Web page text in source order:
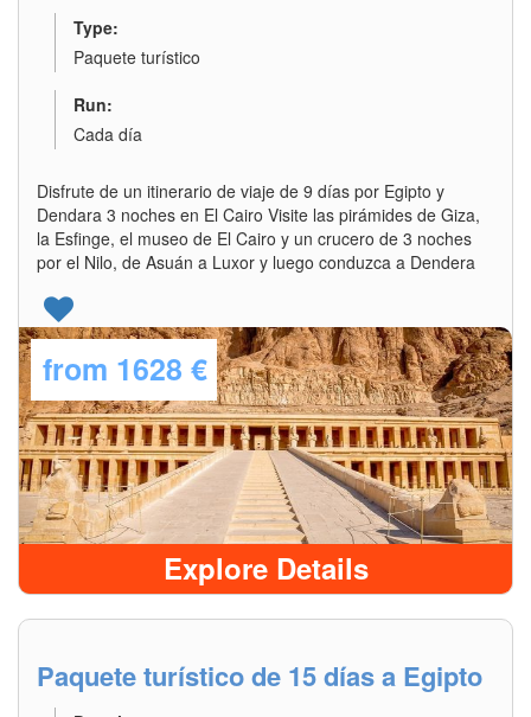
Type:
Paquete turístico
Run:
Cada día
Disfrute de un itinerario de viaje de 9 días por Egipto y
Dendara 3 noches en El Cairo Visite las pirámides de Giza,
la Esfinge, el museo de El Cairo y un crucero de 3 noches
por el Nilo, de Asuán a Luxor y luego conduzca a Dendera
from 1628 €
Explore Details
Paquete turístico de 15 días a Egipto